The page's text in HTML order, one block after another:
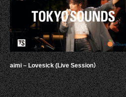
aimi – Lovesick (Live Session）